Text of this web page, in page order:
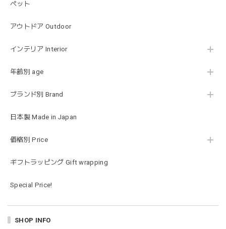
ペット
アウトドア Outdoor
インテリア Interior
年齢別 age
ブランド別 Brand
日本製 Made in Japan
価格別 Price
ギフトラッピング Gift wrapping
Special Price!
SHOP INFO
可愛いファーストトイが届きました！ ありがとうございま
ラス…お絵描きセットと食具までたっぷりと入っていまし
すぐに使い始めました。今年もまた購入したいと思える最高